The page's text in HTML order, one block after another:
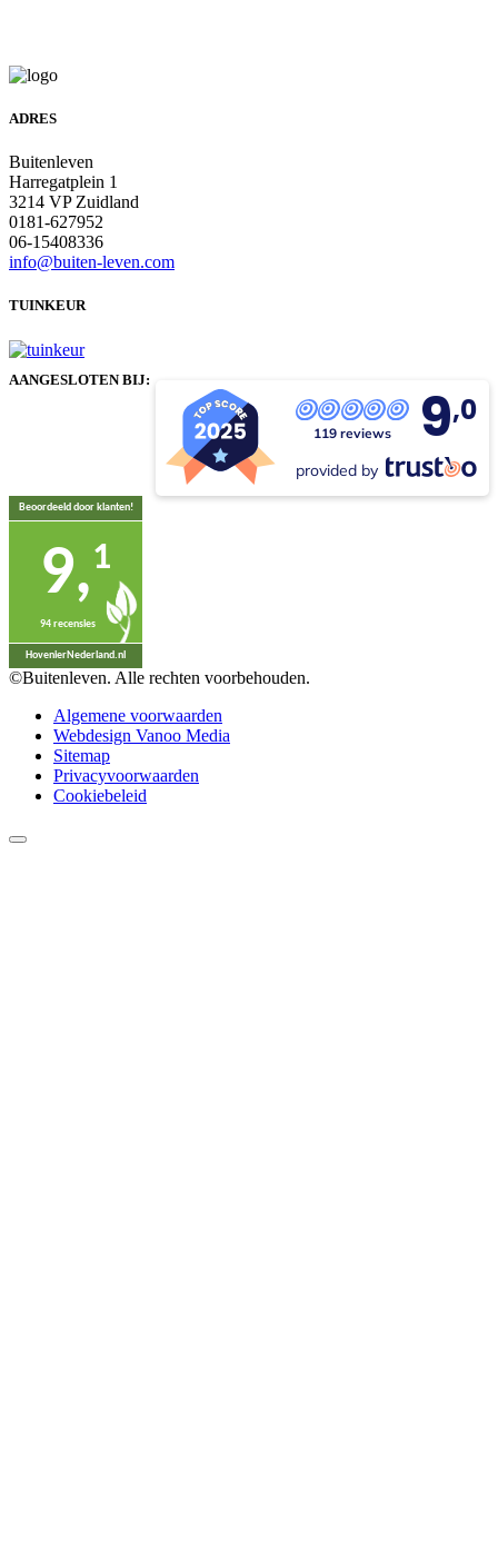
ADRES
Buitenleven
Harregatplein 1
3214 VP Zuidland
0181-627952
06-15408336
info@buiten-leven.com
TUINKEUR
AANGESLOTEN BIJ:
119 reviews 9,0
provided by
Beoordeeld door klanten!
9,1
94 recensies
HovenierNederland.nl
©Buitenleven. Alle rechten voorbehouden.
Algemene voorwaarden
Webdesign Vanoo Media
Sitemap
Privacyvoorwaarden
Cookiebeleid